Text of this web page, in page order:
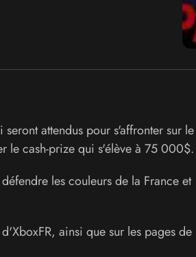
attendus pour s'affronter sur le
le cash-prize qui s'élève à 75 000$.
les couleurs de la France et
ainsi que sur les pages de